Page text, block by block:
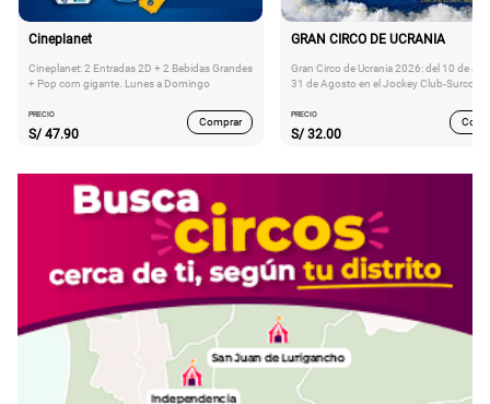
Cineplanet
Cineplanet: 2 Entradas 2D + 2 Bebidas Grandes
+ Pop corn gigante. Lunes a Domingo
PRECIO
S/ 47.90
Comprar
GRAN CIRCO DE UCRANIA
Gran Circo de Ucrania 2026: del 10 de
31 de Agosto en el Jockey Club-Surco
PRECIO
S/ 32.00